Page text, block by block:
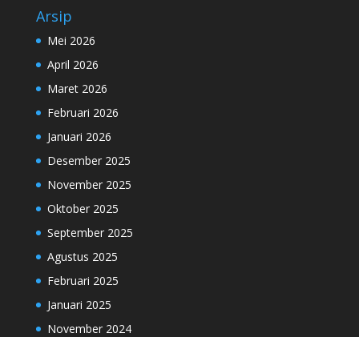
Arsip
Mei 2026
April 2026
Maret 2026
Februari 2026
Januari 2026
Desember 2025
November 2025
Oktober 2025
September 2025
Agustus 2025
Februari 2025
Januari 2025
November 2024